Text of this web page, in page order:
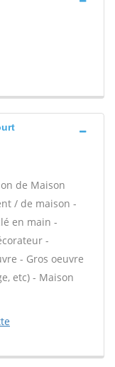
de Maison
/ de maison -
en main -
-
- Gros oeuvre
etc) - Maison